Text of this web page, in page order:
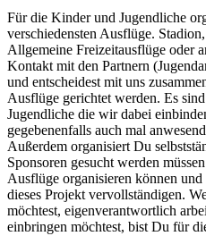
Für die Kinder und Jugendliche
verschiedensten Ausflüge.
Allgemeine Freizeitausflüge oder
Kontakt mit den Partnern
und entscheidest mit uns
Ausflüge gerichtet werden. Es
Jugendliche die wir dabei
gegebenenfalls auch mal
Außerdem organisiert Du
Sponsoren gesucht werden
Ausflüge organisieren können
dieses Projekt vervollständigen.
möchtest, eigenverantwortlich
einbringen möchtest, bist Du für